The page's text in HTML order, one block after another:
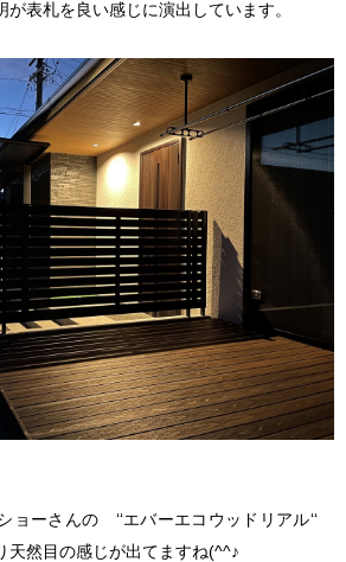
表札を良い感じに演出しています。
ョーさんの ‘‘エバーエコウッドリアル‘‘
天然目の感じが出てますね(^^♪